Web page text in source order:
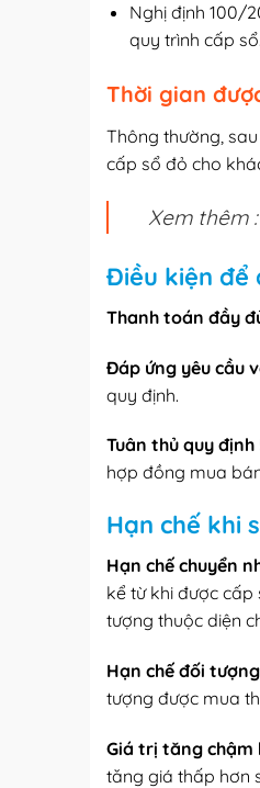
Nghị định 100/
quy trình cấp sổ.
Thời gian
Thông thường,
cấp sổ đỏ cho
Xem thêm :
Điều kiện để
Thanh toán đầy
Đáp ứng yêu cầu
quy định.
Tuân thủ quy định
hợp đồng mua
Hạn chế khi
Hạn chế chuyển
kể từ khi được
tượng thuộc diện
Hạn chế đối
tượng được mua
Giá trị tăng chậm
tăng giá thấp hơn